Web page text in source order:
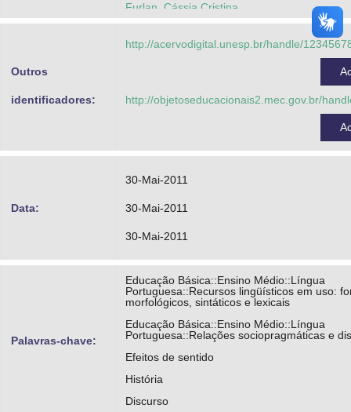
Furlan, Cássia Cristina
Universidade Estadual de Campinas -
Português
Projeto Condigital MEC - MCT
Outros
identificadores:
http://acervodigital.unesp.br/handle/
http://objetoseducacionais2.mec.gov.br/
Data:
30-Mai-2011
30-Mai-2011
30-Mai-2011
Palavras-chave:
Educação Básica::Ensino Médio::Língua
Portuguesa::Recursos lingüísticos em uso:
morfológicos, sintáticos e lexicais
Educação Básica::Ensino Médio::Língua
Portuguesa::Relações sociopragmáticas e
Efeitos de sentido
História
Discurso